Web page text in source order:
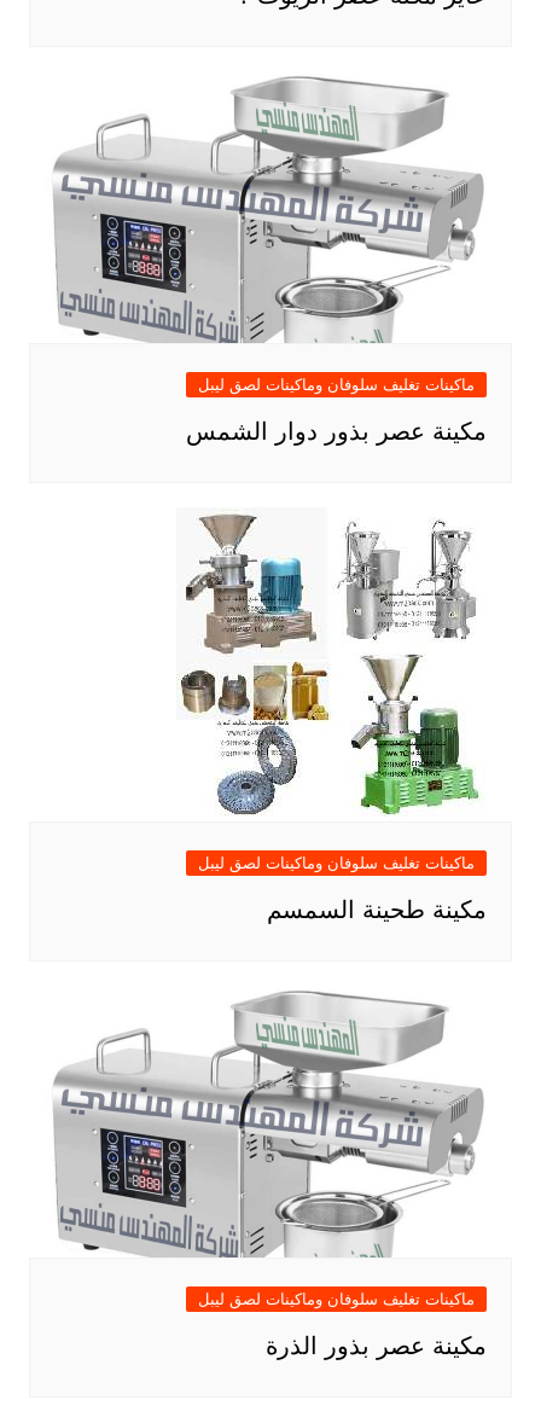
ماكينات تغليف سلوفان وماكينات لصق ليبل
مكينة عصر بذور دوار الشمس
ماكينات تغليف سلوفان وماكينات لصق ليبل
مكينة طحينة السمسم
ماكينات تغليف سلوفان وماكينات لصق ليبل
مكينة عصر بذور الذرة